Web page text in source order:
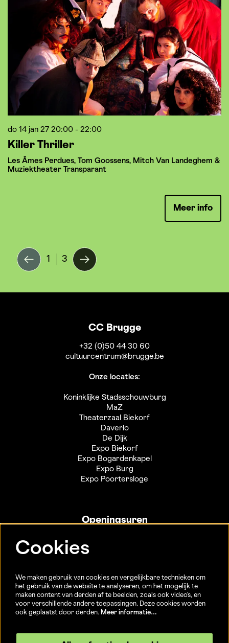
Killer Thriller
Les Âmes Perdues, Tom Goossens, Mitch Van Landeghem &
Muziektheater Transparant
do 14 jan 27 20:00 - 22:00
Meer info
1 3
CC Brugge
+32 (0)50 44 30 60
cultuurcentrum@brugge.be
Onze locaties:
Koninklijke Stadsschouwburg
MaZ
Theaterzaal Biekorf
Daverlo
De Dijk
Expo Biekorf
Expo Bogardenkapel
Expo Burg
Expo Poortersloge
Openingsuren
Sint-Jakobsstraat 20
15/08)
Cookies
We maken gebruik van cookies en vergelijkbare technieken om
het gebruik van de website te analyseren, om het mogelijk te
maken content van derden af te beelden, zoals ook video’s, en
voor verschillende andere toepassingen. Deze cookies worden
ook geplaatst door derden. Meer informatie…